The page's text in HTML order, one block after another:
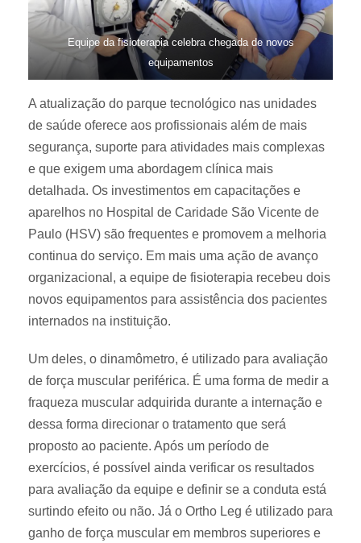
Equipe da fisioterapia celebra chegada de novos
equipamentos
A atualização do parque tecnológico nas unidades
de saúde oferece aos profissionais além de mais
segurança, suporte para atividades mais complexas
e que exigem uma abordagem clínica mais
detalhada. Os investimentos em capacitações e
aparelhos no Hospital de Caridade São Vicente de
Paulo (HSV) são frequentes e promovem a melhoria
continua do serviço. Em mais uma ação de avanço
organizacional, a equipe de fisioterapia recebeu dois
novos equipamentos para assistência dos pacientes
internados na instituição.
Um deles, o dinamômetro, é utilizado para avaliação
de força muscular periférica. É uma forma de medir a
fraqueza muscular adquirida durante a internação e
dessa forma direcionar o tratamento que será
proposto ao paciente. Após um período de
exercícios, é possível ainda verificar os resultados
para avaliação da equipe e definir se a conduta está
surtindo efeito ou não. Já o Ortho Leg é utilizado para
ganho de força muscular em membros superiores e